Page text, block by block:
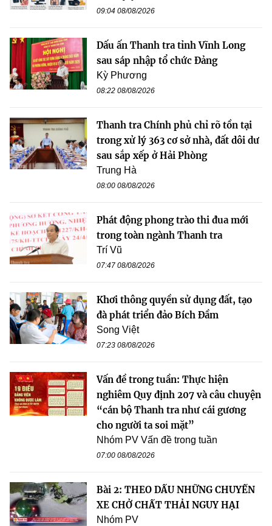
09:04 08/08/2026
Dấu ấn Thanh tra tỉnh Vĩnh Long
sau sáp nhập tổ chức Đảng
Kỳ Phương
08:22 08/08/2026
Thanh tra Chính phủ chỉ rõ tồn tại
trong xử lý 363 cơ sở nhà, đất dôi dư
sau sắp xếp ở Hải Phòng
Trung Hà
08:00 08/08/2026
Phát động phong trào thi đua mới
trong toàn ngành Thanh tra
Trí Vũ
07:47 08/08/2026
Khơi thông quyền sử dụng đất, tạo
đà phát triển đảo Bích Đầm
Song Việt
07:23 08/08/2026
Vấn đề trong tuần: Thực hiện
nghiêm Quy định 207 và câu chuyện
“cán bộ Thanh tra như cái gương
cho người ta soi mặt”
Nhóm PV Vấn đề trong tuần
07:00 08/08/2026
Bài 2: THEO DẤU NHỮNG CHUYẾN
XE CHỞ CHẤT THẢI NGUY HẠI
Nhóm PV